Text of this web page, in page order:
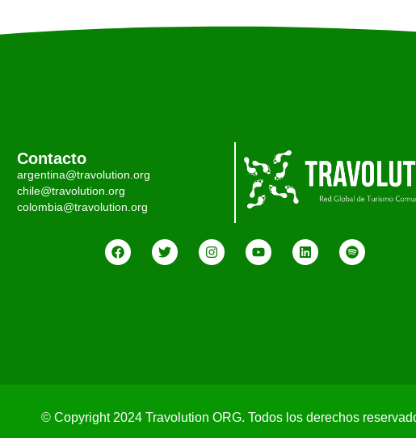
Contacto
argentina@travolution.org
chile@travolution.org
colombia@travolution.org
© Copyright 2024 Travolution ORG. Todos los derechos